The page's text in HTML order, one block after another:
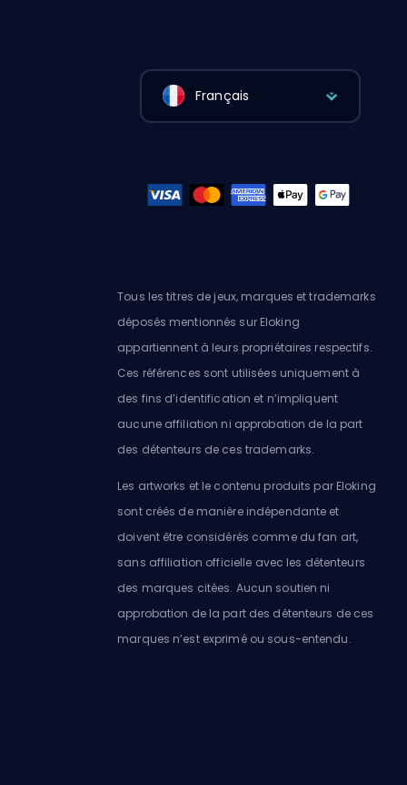
Français
Tous les titres de jeux, marques et trademarks
déposés mentionnés sur Eloking
appartiennent à leurs propriétaires respectifs.
Ces références sont utilisées uniquement à
des fins d’identification et n’impliquent
aucune affiliation ni approbation de la part
des détenteurs de ces trademarks.
Les artworks et le contenu produits par Eloking
sont créés de manière indépendante et
doivent être considérés comme du fan art,
sans affiliation officielle avec les détenteurs
des marques citées. Aucun soutien ni
approbation de la part des détenteurs de ces
marques n’est exprimé ou sous-entendu.